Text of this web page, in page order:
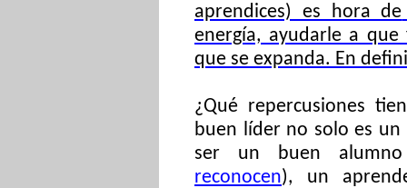
aprendices) es hora de
energía, ayudarle a
que se expanda. En
¿Qué repercusiones
buen líder no solo es
ser un buen
reconocen), un